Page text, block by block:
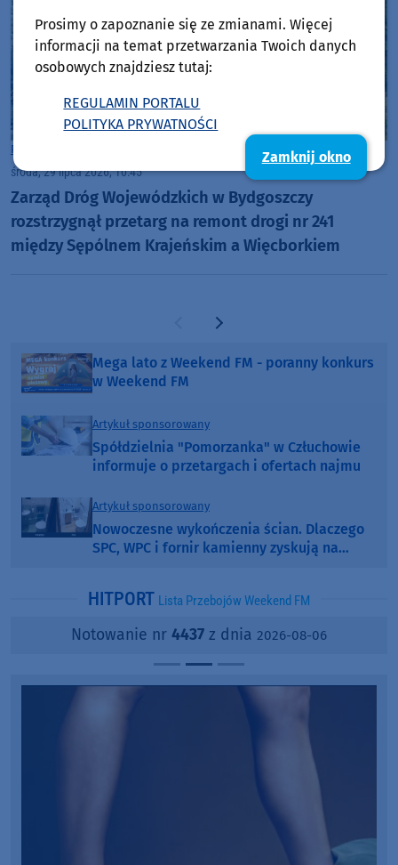
Powiat Sępoleński
środa, 29 lipca 2026, 10:45
Zarząd Dróg Wojewódzkich w Bydgoszczy
rozstrzygnął przetarg na remont drogi nr 241
między Sępólnem Krajeńskim a Więcborkiem
Poprzednia strona
Następna strona
Mega lato z Weekend FM - poranny konkurs
w Weekend FM
Artykuł sponsorowany
Spółdzielnia "Pomorzanka" w Człuchowie
informuje o przetargach i ofertach najmu
Artykuł sponsorowany
Nowoczesne wykończenia ścian. Dlaczego
SPC, WPC i fornir kamienny zyskują na
HITPORT Lista Przebojów Weekend FM
Notowanie nr 4437 z dnia 2026-08-06
Prosimy o zapoznanie się ze zmianami. Więcej
informacji na temat przetwarzania Twoich danych
osobowych znajdziesz tutaj:
REGULAMIN PORTALU
POLITYKA PRYWATNOŚCI
Zamknij okno